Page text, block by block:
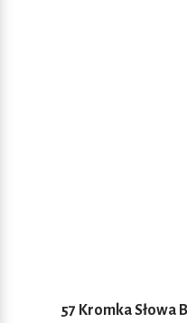
57 Kromka Słowa